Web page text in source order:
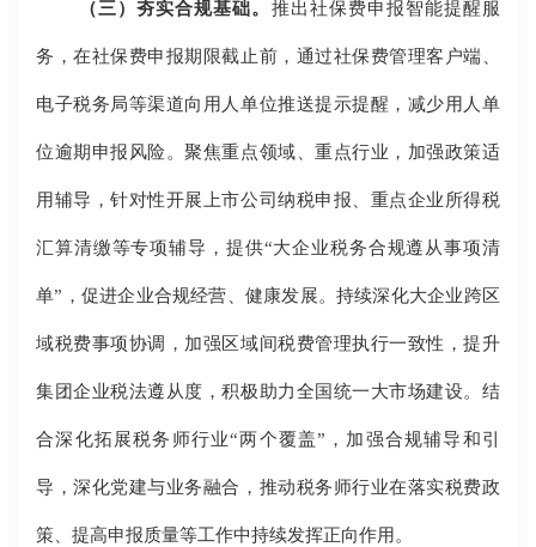
（三）夯实合规基础。 推出社保费申报智能提醒服
务，在社保费申报期限截止前，通过社保费管理客户端、
电子税务局等渠道向用人单位推送提示提醒，减少用人单
位逾期申报风险。聚焦重点领域、重点行业，加强政策适
用辅导，针对性开展上市公司纳税申报、重点企业所得税
汇算清缴等专项辅导，提供“大企业税务合规遵从事项清
单”，促进企业合规经营、健康发展。持续深化大企业跨区
域税费事项协调，加强区域间税费管理执行一致性，提升
集团企业税法遵从度，积极助力全国统一大市场建设。结
合深化拓展税务师行业“两个覆盖”，加强合规辅导和引
导，深化党建与业务融合，推动税务师行业在落实税费政
策、提高申报质量等工作中持续发挥正向作用。